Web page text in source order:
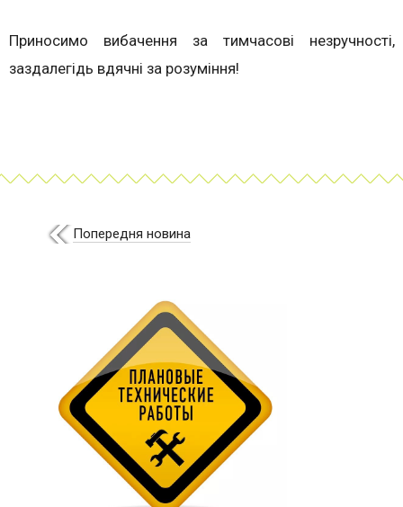
Приносимо вибачення за тимчасові незручності,
заздалегідь вдячні за розуміння!
Попередня новина